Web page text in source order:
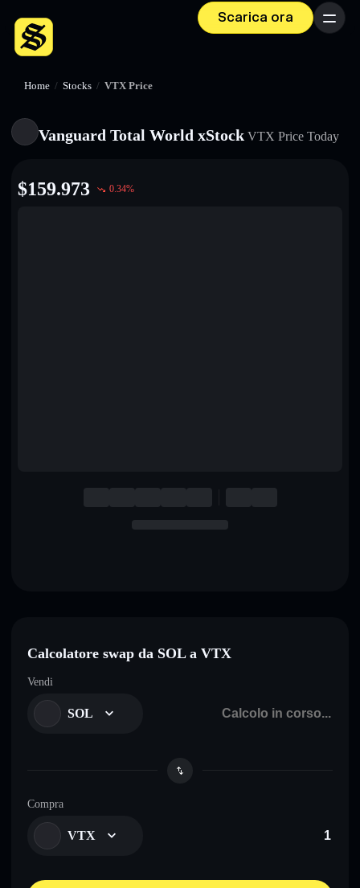
Scarica ora Menu
Home / Stocks / VTX Price
Vanguard Total World xStock VTX Price Today
$159.973 0.34%
Calcolatore swap da SOL a VTX
Vendi
SOL
Compra
VTX